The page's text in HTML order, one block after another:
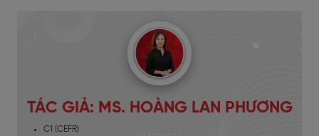
TÁC GIẢ: MS. HOÀNG LAN PHƯƠNG
C1 (CEFR)